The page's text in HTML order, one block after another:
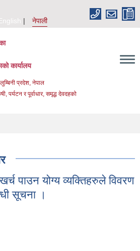
नेपाली
कार्यालय
प्रदेश, नेपाल
पर्यटन र पूर्वाधार, समृद्ध देवदहको
पाउन योग्य व्यक्तिहरुले विवरण
सूचना ।